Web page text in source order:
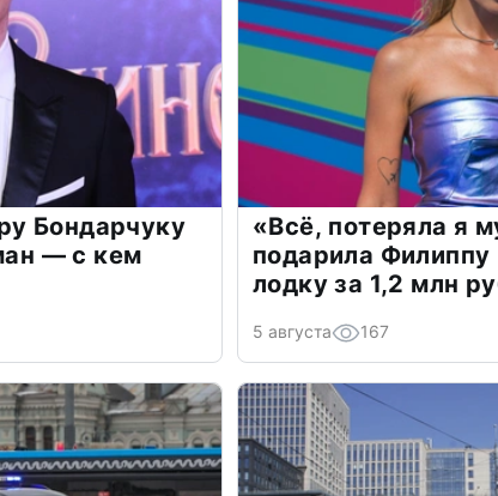
Бондарчуку
— с кем
«Всё, потеряла я
подарила
лодку за 1,2 млн
5 августа 167